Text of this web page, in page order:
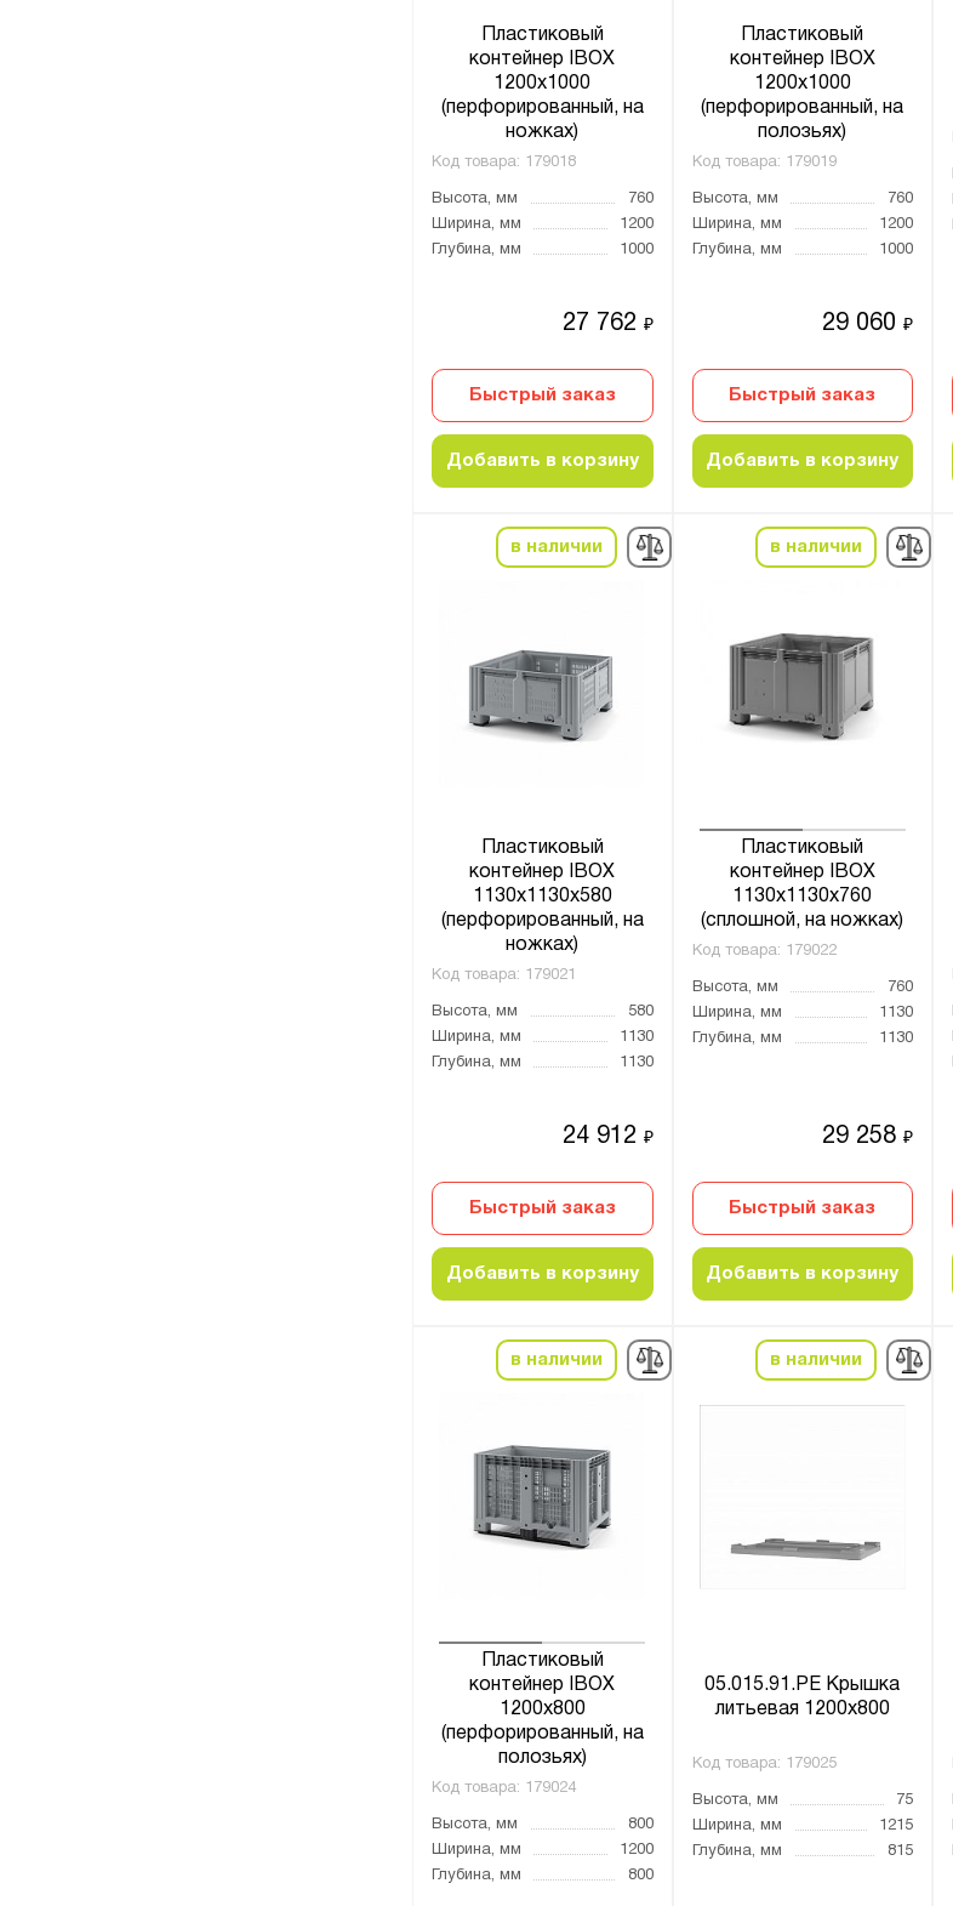
Пластиковый
контейнер IBOX
1200х1000
(перфорированный, на
ножках)
Код товара: 179018
Высота, мм
760
Ширина, мм
1200
Глубина, мм
1000
27 762 ₽
Быстрый заказ
Добавить в корзину
Пластиковый
контейнер IBOX
1200х1000
(перфорированный, на
полозьях)
Код товара: 179019
Высота, мм
760
Ширина, мм
1200
Глубина, мм
1000
29 060₽
Быстрый заказ
Добавить в корзину
в наличии
Пластиковый
контейнер IBOX
1130x1130x580
(перфорированный, на
ножках)
Код товара: 179021
Высота, мм
580
Ширина, мм
1130
Глубина, мм
1130
24 912 ₽
Быстрый заказ
Добавить в корзину
в наличии
Пластиковый
контейнер IBOX
1130x1130x760
(сплошной, на ножках)
Код товара: 179022
Высота, мм
760
Ширина, мм
1130
Глубина, мм
1130
29 258₽
Быстрый заказ
Добавить в корзину
в наличии
Пластиковый
контейнер IBOX
1200х800
(перфорированный, на
полозьях)
Код товара: 179024
Высота, мм
800
Ширина, мм
1200
Глубина, мм
800
в наличии
05.015.91.РЕ Крышка
литьевая 1200x800
Код товара: 179025
Высота, мм
75
Ширина, мм
1215
Глубина, мм
815